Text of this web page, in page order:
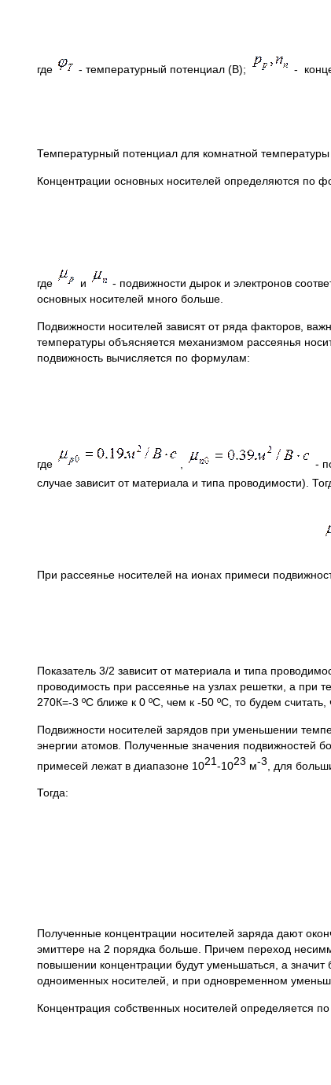
где - температурный потенциал (B); -
Температурный потенциал для комнатной
Концентрации основных носителей определяются по
где и
- подвижности дырок и электронов
основных носителей много больше.
Подвижности носителей зависят от ряда факторов,
температуры объясняется механизмом рассеянья
подвижность вычисляется по формулам:
где -
случае зависит от материала и типа проводимости).
При рассеянье носителей на ионах примеси
Показатель 3/2 зависит от материала и типа
проводимость при рассеянье на узлах решетки, а при
270К=-3 ºС ближе к 0 ºС, чем к -50 ºС, то будем
Подвижности носителей зарядов при уменьшении
энергии атомов. Полученные значения подвижностей
примесей лежат в диапазоне 1021-1023 м-3 , для
Тогда:
Полученные концентрации носителей заряда дают
эмиттере на 2 порядка больше. Причем переход
повышении концентрации будут уменьшаться, а
одноименных носителей, и при одновременном
Концентрация собственных носителей определяется